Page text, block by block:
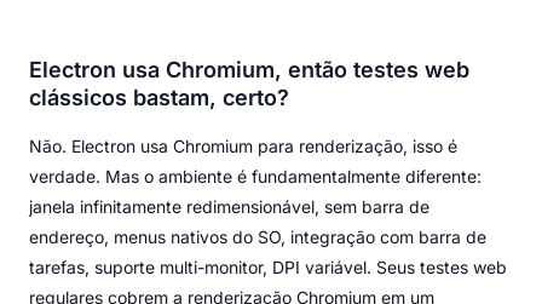
Electron usa Chromium, então testes web
clássicos bastam, certo?
Não. Electron usa Chromium para renderização, isso é
verdade. Mas o ambiente é fundamentalmente diferente:
janela infinitamente redimensionável, sem barra de
endereço, menus nativos do SO, integração com barra de
tarefas, suporte multi-monitor, DPI variável. Seus testes web
regulares cobrem a renderização Chromium em um